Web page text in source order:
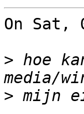
On Sat,
> hoe
>